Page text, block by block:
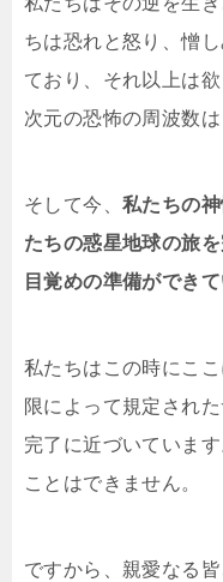
ちは恐れと怒り、憎
ており、それ以上は
次元の恐怖の周波数は
そして今、 私たちの
たちの惑星地球の旅
目覚めの準備ができて
私たちはこの時にこ
限によって規定され
完了に近づいていま
ことはできません。
ですから、親愛なる